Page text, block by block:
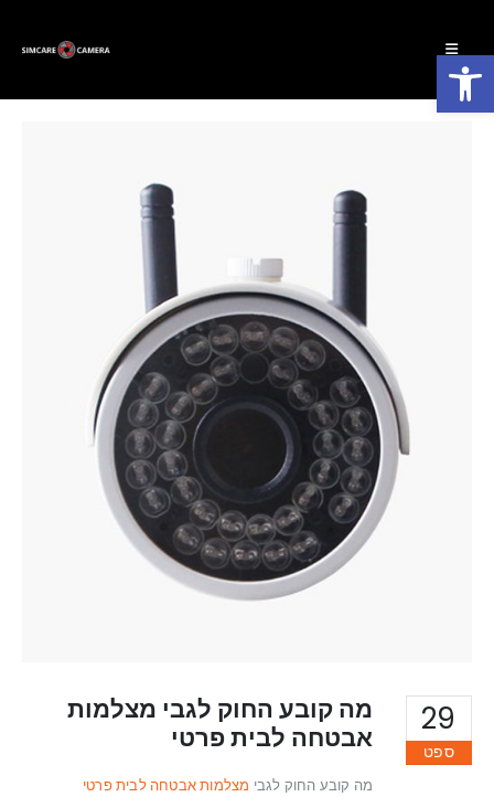
פתח סרגל נגישות
29
ספט
מה קובע החוק לגבי מצלמות
אבטחה לבית פרטי
מה קובע החוק לגבי מצלמות אבטחה לבית פרטי